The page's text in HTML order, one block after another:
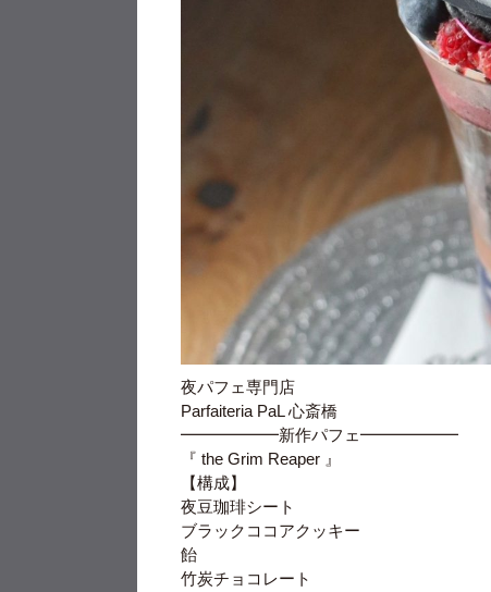
夜パフェ専門店
Parfaiteria PaL 心斎橋
━━━━━━新作パフェ━━━━━━
『 the Grim Reaper 』
【構成】
夜豆珈琲シート
ブラックココアクッキー
飴
竹炭チョコレート